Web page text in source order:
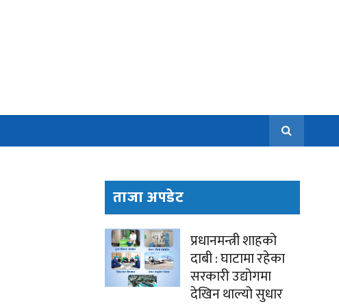
ताजा अपडेट
प्रधानमन्त्री शाहको
दाबी : घाटामा रहेका
सरकारी उद्योगमा
देखिन थाल्यो सुधार